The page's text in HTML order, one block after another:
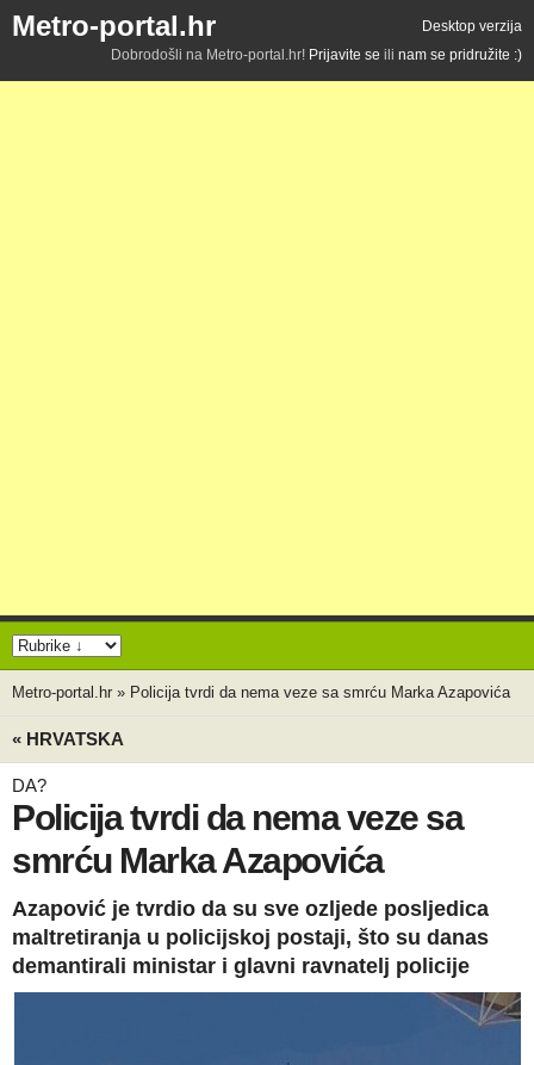
Metro-portal.hr
Desktop verzija
Dobrodošli na Metro-portal.hr! Prijavite se ili nam se pridružite :)
Metro-portal.hr » Policija tvrdi da nema veze sa smrću Marka Azapovića
« HRVATSKA
DA?
Policija tvrdi da nema veze sa
smrću Marka Azapovića
Azapović je tvrdio da su sve ozljede posljedica
maltretiranja u policijskoj postaji, što su danas
demantirali ministar i glavni ravnatelj policije